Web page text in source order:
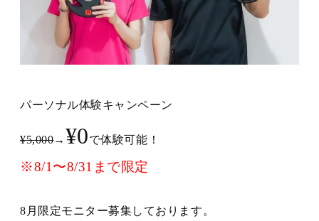
パーソナル体験キャンペーン
¥5,000→ ¥0で体験可能！
※8/1〜8/31まで限定
8月限定モニター募集しております。